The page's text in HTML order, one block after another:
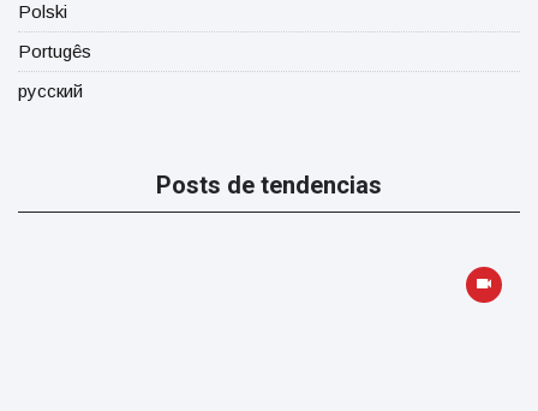
Polski
Portugês
русский
Posts de tendencias